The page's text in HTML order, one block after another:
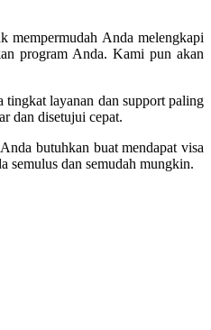
mempermudah Anda melengkapi
program Anda. Kami pun akan
tingkat layanan dan support paling
dan disetujui cepat.
butuhkan buat mendapat visa
semulus dan semudah mungkin.